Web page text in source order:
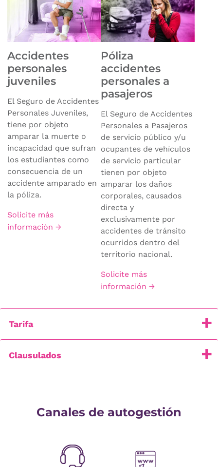
Accidentes
personales
juveniles
El Seguro de Accidentes
Personales Juveniles,
tiene por objeto
amparar la muerte o
incapacidad que sufran
los estudiantes como
consecuencia de un
accidente amparado en
la póliza.
Solicite más
información →
Póliza
accidentes
personales a
pasajeros
El Seguro de Accidentes
Personales a Pasajeros
de servicio público y/u
ocupantes de vehículos
de servicio particular
tienen por objeto
amparar los daños
corporales, causados
directa y
exclusivamente por
accidentes de tránsito
ocurridos dentro del
territorio nacional.
Solicite más
información →
Tarifa
Clausulados
Canales de autogestión